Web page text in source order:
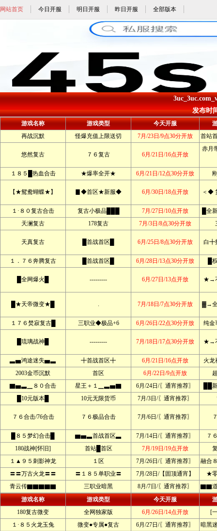
网站首页 今日开服 明日开服 昨日开服 全部版本
发布时
游戏名称 游戏类型 今天开服
再战沉默
怪爆充值上限送切 7月/23日/9点30分开放 首站
悠然复古 ７６复古 6月/21日/16点开放
赤月
１８５█热血合击 ★爆率全开★ 6月/21日/12点30分开放
【★鸳鸯蝴蝶★】 ▊◆首区★新服◆ 6月/30日/18点开放 ＜◆
１·８０复古合击 复古小极品███ 7月/27日/10点开放
█全
天澜复古
178复古 7月/3日/8点30分开放
天真复古 █首战首区█ 6月/25日/8点30分开放 白╋
１．７６奔腾复古 █首战首区█ 6月/28日/13点30分开放 █
█全网爆火█ --------- 6月/27日/13点开放 ★→
█★天帝微变★█ . 7月/18日/7点30分开放 ▓→
１７６焚寂复古█ 三职业◆极品+6 6月/26日/22点30分开放 纯
█琉璃战神█ --------- 7月/18日/17点30分开放 ★→
▃▅鸿途迷失▅▃ ╋首战首区╋ 6月/21日/16点开放
火龙
2003金币沉默
首区 6月/22日/9点开放
▇▅▃▁８０合击
星王＋１▁▃▅▇ 6月/24日/〖通宵推荐〗
██
█10元版本█
10元无限货币 7月/3日/〖通宵推荐〗
７６合击/76合击 ７６极品合击 7月/6日/〖通宵推荐〗
█８５梦幻合击█ ▆▅▃首战首区▃ 7月/14日/〖通宵推荐〗
７
180战神[怀旧]
首站█首区 7月/19日/19点开放
１▲９５刺影神龙
１区 7月/26日/〖通宵推荐〗
融合
〓〓万古火龙〓〓
〓１８５单职业〓 7月/28日/【固顶通宵】
★
青云传▇▇▇▇▇
三职业暗黑 8月/7日/〖通宵推荐〗
▇▇道
游戏名称
游戏类型 今天开服
180复古微变
全网独家版 6月/26日/14点开放
[
１·８５火龙玉兔
微变●专属●复古 6月/27日/〖通宵推荐〗
暗黑